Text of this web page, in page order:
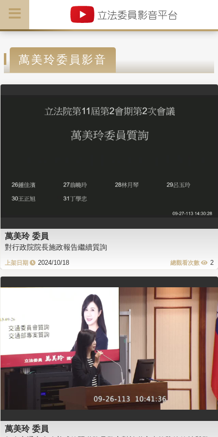
萬美玲委員影音
萬美玲 委員
對行政院院長施政報告繼續質詢
2024/10/18 2
萬美玲 委員